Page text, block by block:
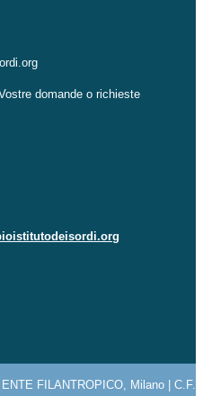
domande o richieste
FILANTROPICO, Milano | C.F.